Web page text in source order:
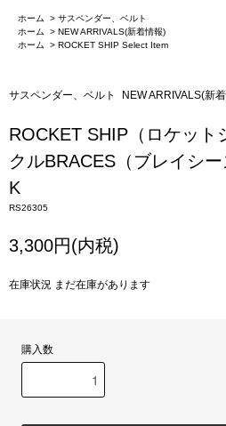
ホーム > サスペンダー、ベルト
ホーム
> NEW ARRIVALS(新着情報)
ホーム
> ROCKET SHIP Select Item
サスペンダー、ベルト NEW ARRIVALS(新
ROCKET SHIP（ロケッ
クルBRACES（ブレイシ
K
RS26305
3,300円(内税)
在庫状況 まだ在庫があります
購入数